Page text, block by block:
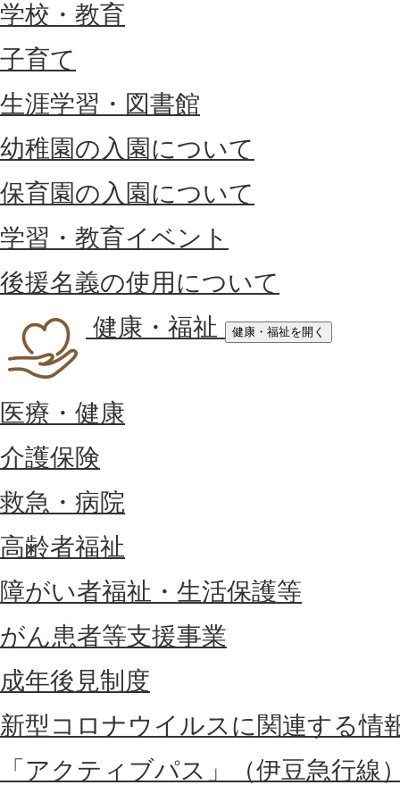
学校・教育
子育て
生涯学習・図書館
幼稚園の入園について
保育園の入園について
学習・教育イベント
後援名義の使用について
健康・福祉
健康・福祉を開く
医療・健康
介護保険
救急・病院
高齢者福祉
障がい者福祉・生活保護等
がん患者等支援事業
成年後見制度
新型コロナウイルスに関連する情
「アクティブパス」（伊豆急行線